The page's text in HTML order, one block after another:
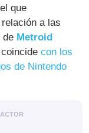
que
a las
de Metroid
con los
de Nintendo